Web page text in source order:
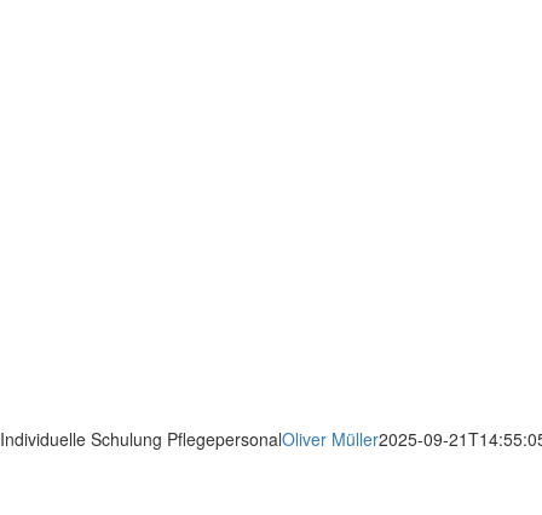
Individuelle Schulung PflegepersonalOliver Müller2025-09-